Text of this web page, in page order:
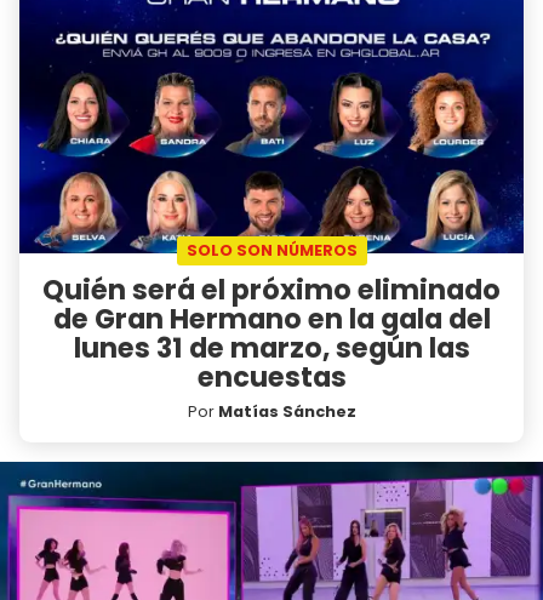
SOLO SON NÚMEROS
Quién será el próximo eliminado
de Gran Hermano en la gala del
lunes 31 de marzo, según las
encuestas
Por Matías Sánchez